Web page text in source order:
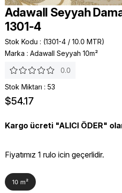
Adawall Seyyah
1301-4
Stok Kodu
(1301-4 / 10.0 MTR)
Marka : Adawall Seyyah 10m²
0.0
Stok Miktarı : 53
$54.17
Kargo ücreti "ALICI ÖDER"
Fiyatımız 1 rulo icin geçerlidir.
10 m²